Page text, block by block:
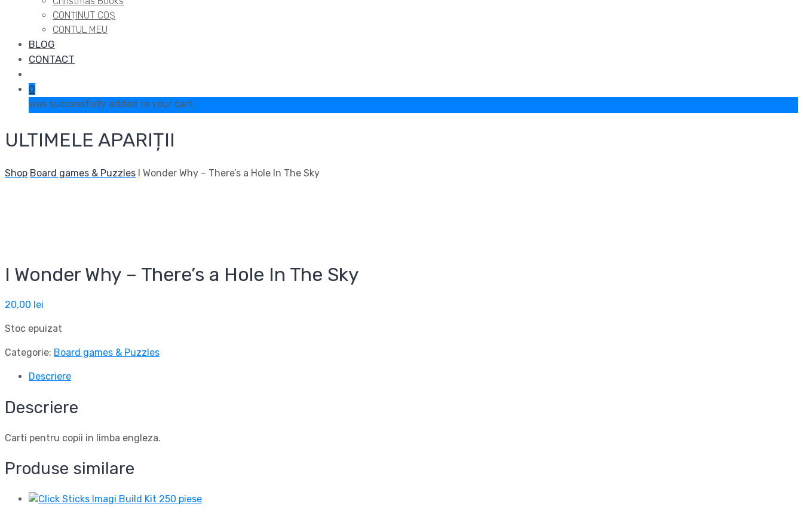
CONȚINUT COȘ
CONTUL MEU
BLOG
CONTACT
0
was successfully added to your cart.
ULTIMELE APARIȚII
Shop Board games & Puzzles I Wonder Why – There’s a Hole In The Sky
I Wonder Why – There’s a Hole In The Sky
20,00 lei
Stoc epuizat
Categorie: Board games & Puzzles
Descriere
Descriere
Carti pentru copii in limba engleza.
Produse similare